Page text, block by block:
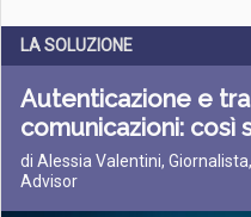
LA SOLUZIONE
Autenticazione e
comunicazioni: così
di Alessia Valentini,
Advisor